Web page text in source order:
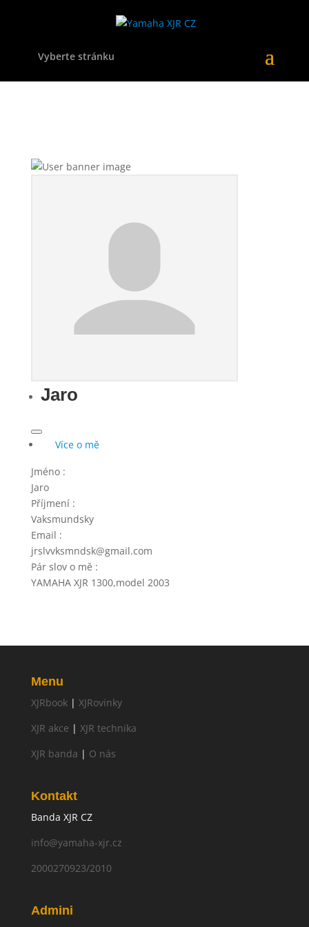
Vyberte stránku
Jaro
Více o mě
Jméno :
Jaro
Příjmení :
Vaksmundsky
Email :
jrslvvksmndsk@gmail.com
Pár slov o mě :
YAMAHA XJR 1300,model 2003
Menu
XJRbook| XJRovinky
XJR akce | XJR technika
XJR banda | O nás
Kontakt
Banda XJR CZ
info@yamaha-xjr.cz
2000270923/2010
Admini